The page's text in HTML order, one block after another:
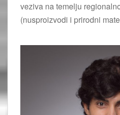
veziva na temelju
(nusproizvodi i prirodni